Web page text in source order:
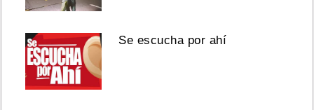
Se escucha por ahí